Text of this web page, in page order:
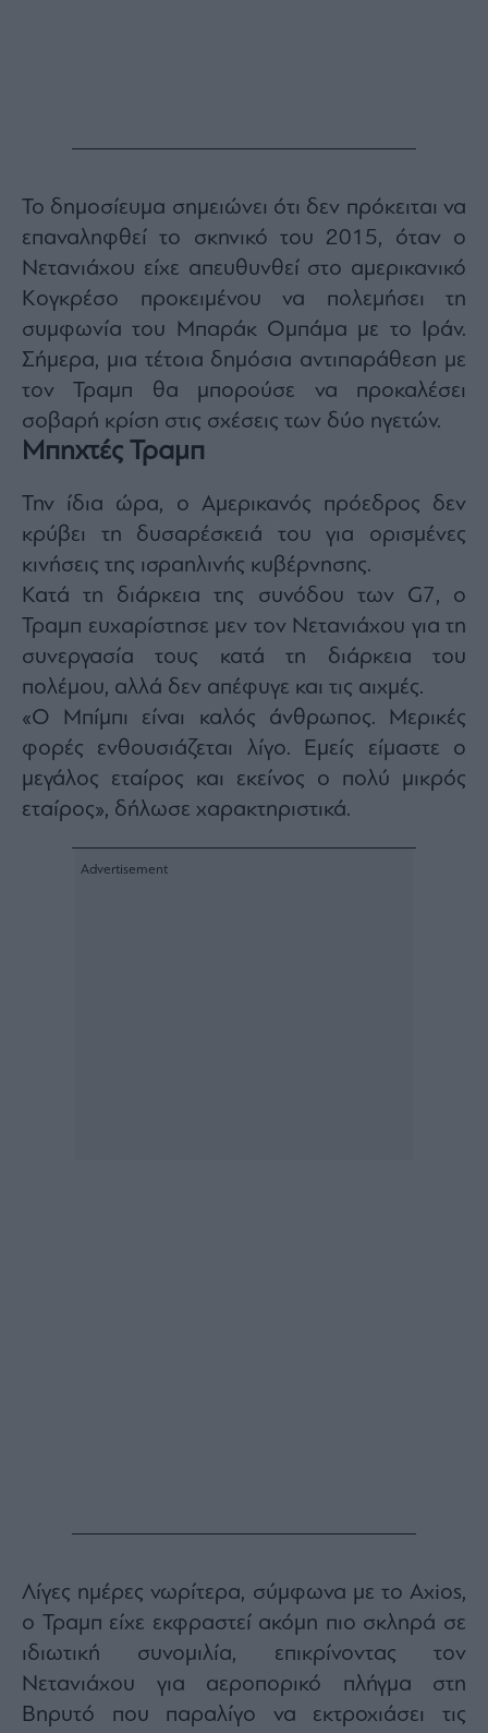
Το δημοσίευμα σημειώνει ότι δεν πρόκειται να
επαναληφθεί το σκηνικό του 2015, όταν ο
Νετανιάχου είχε απευθυνθεί στο αμερικανικό
Κογκρέσο προκειμένου να πολεμήσει τη
συμφωνία του Μπαράκ Ομπάμα με το Ιράν.
Σήμερα, μια τέτοια δημόσια αντιπαράθεση με
τον Τραμπ θα μπορούσε να προκαλέσει
σοβαρή κρίση στις σχέσεις των δύο ηγετών.
Μπηχτές Τραμπ
Την ίδια ώρα, ο Αμερικανός πρόεδρος δεν
κρύβει τη δυσαρέσκειά του για ορισμένες
κινήσεις της ισραηλινής κυβέρνησης.
Κατά τη διάρκεια της συνόδου των G7, ο
Τραμπ ευχαρίστησε μεν τον Νετανιάχου για τη
συνεργασία τους κατά τη διάρκεια του
πολέμου, αλλά δεν απέφυγε και τις αιχμές.
«Ο Μπίμπι είναι καλός άνθρωπος. Μερικές
φορές ενθουσιάζεται λίγο. Εμείς είμαστε ο
μεγάλος εταίρος και εκείνος ο πολύ μικρός
εταίρος», δήλωσε χαρακτηριστικά.
Λίγες ημέρες νωρίτερα, σύμφωνα με το Axios,
ο Τραμπ είχε εκφραστεί ακόμη πιο σκληρά σε
ιδιωτική συνομιλία, επικρίνοντας τον
Νετανιάχου για αεροπορικό πλήγμα στη
Βηρυτό που παραλίγο να εκτροχιάσει τις